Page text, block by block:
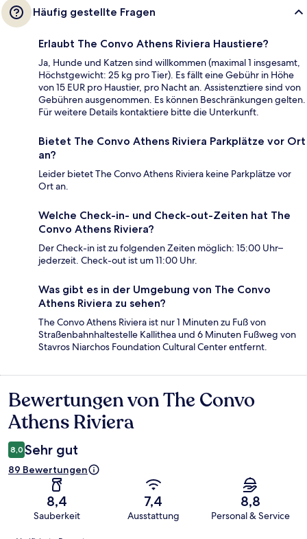
Häufig gestellte Fragen
Erlaubt The Convo Athens Riviera Haustiere?
Ja, Hunde und Katzen sind willkommen (maximal 1 insgesamt,
Höchstgewicht: 25 kg pro Tier). Es fällt eine Gebühr in Höhe
von 15 EUR pro Haustier, pro Nacht an. Assistenztiere sind von
Gebühren ausgenommen. Es können Beschränkungen gelten.
Für weitere Details kontaktiere bitte die Unterkunft.
Bietet The Convo Athens Riviera Parkplätze vor Ort
an?
Leider bietet The Convo Athens Riviera keine Parkplätze vor
Ort an.
Welche Check-in- und Check-out-Zeiten hat The
Convo Athens Riviera?
Der Check-in ist zu folgenden Zeiten möglich: 15:00 Uhr–
jederzeit. Check-out ist um 11:00 Uhr.
Was gibt es in der Umgebung von The Convo
Athens Riviera zu sehen?
The Convo Athens Riviera ist nur 1 Minuten zu Fuß von
Straßenbahnhaltestelle Kallithea und 6 Minuten Fußweg von
Stavros Niarchos Foundation Cultural Center entfernt.
Bewertungen
Bewertungen von The Convo
Athens Riviera
8,0 Sehr gut
89 Bewertungen
8,4
Sauberkeit
7,4
Ausstattung
8,8
Personal & Service